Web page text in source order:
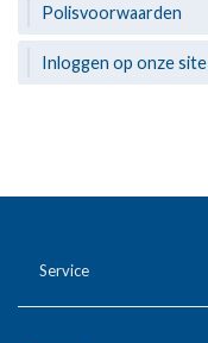
Polisvoorwaarden
Inloggen op onze site
Service